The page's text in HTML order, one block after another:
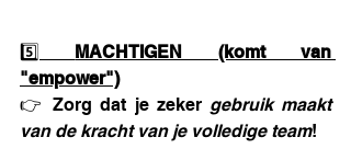
5️⃣ MACHTIGEN (komt van
"empower")
👉 Zorg dat je zeker gebruik maakt
van de kracht van je volledige team!